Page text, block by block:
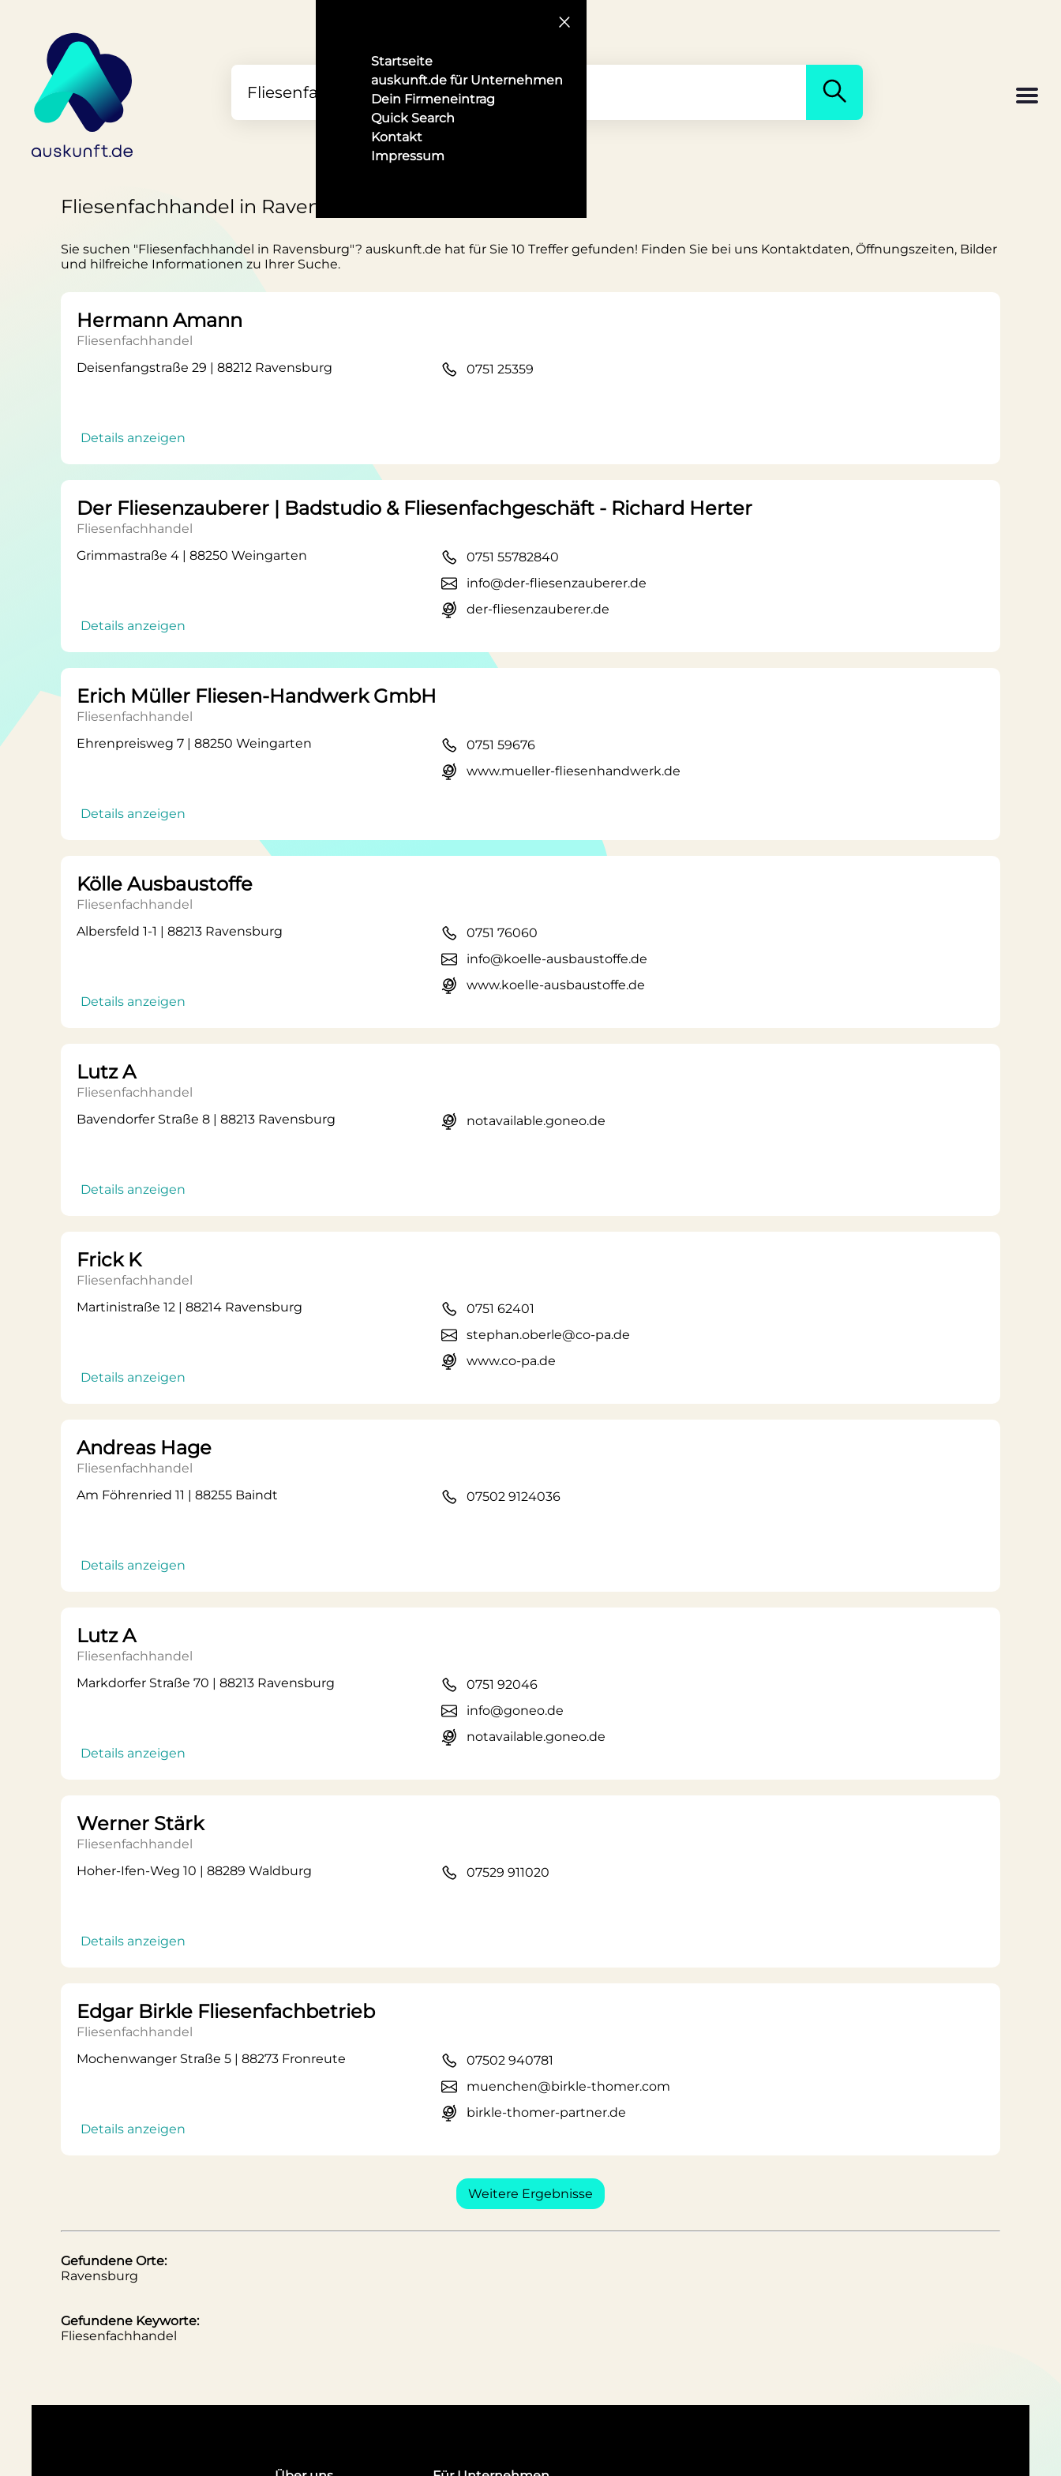
Startseite
auskunft.de für Unternehmen
Dein Firmeneintrag
Quick Search
Kontakt
Impressum
Fliesenfachhandel in Ravensburg
Sie suchen "Fliesenfachhandel in Ravensburg"? auskunft.de hat für Sie 10 Treffer gefunden! Finden Sie bei uns Kontaktdaten, Öffnungszeiten, Bilder
und hilfreiche Informationen zu Ihrer Suche.
Hermann Amann
Fliesenfachhandel
Deisenfangstraße 29 | 88212 Ravensburg
Details anzeigen
0751 25359
Der Fliesenzauberer | Badstudio & Fliesenfachgeschäft - Richard Herter
Fliesenfachhandel
Grimmastraße 4 | 88250 Weingarten
Details anzeigen
0751 55782840
info@der-fliesenzauberer.de
der-fliesenzauberer.de
Erich Müller Fliesen-Handwerk GmbH
Fliesenfachhandel
Ehrenpreisweg 7 | 88250 Weingarten
Details anzeigen
0751 59676
www.mueller-fliesenhandwerk.de
Kölle Ausbaustoffe
Fliesenfachhandel
Albersfeld 1-1 | 88213 Ravensburg
Details anzeigen
0751 76060
info@koelle-ausbaustoffe.de
www.koelle-ausbaustoffe.de
Lutz A
Fliesenfachhandel
Bavendorfer Straße 8 | 88213 Ravensburg
Details anzeigen
notavailable.goneo.de
Frick K
Fliesenfachhandel
Martinistraße 12 | 88214 Ravensburg
Details anzeigen
0751 62401
stephan.oberle@co-pa.de
www.co-pa.de
Andreas Hage
Fliesenfachhandel
Am Föhrenried 11 | 88255 Baindt
Details anzeigen
07502 9124036
Lutz A
Fliesenfachhandel
Markdorfer Straße 70 | 88213 Ravensburg
Details anzeigen
0751 92046
info@goneo.de
notavailable.goneo.de
Werner Stärk
Fliesenfachhandel
Hoher-Ifen-Weg 10 | 88289 Waldburg
Details anzeigen
07529 911020
Edgar Birkle Fliesenfachbetrieb
Fliesenfachhandel
Mochenwanger Straße 5 | 88273 Fronreute
Details anzeigen
07502 940781
muenchen@birkle-thomer.com
birkle-thomer-partner.de
Weitere Ergebnisse
Gefundene Orte:
Ravensburg
Gefundene Keyworte:
Fliesenfachhandel